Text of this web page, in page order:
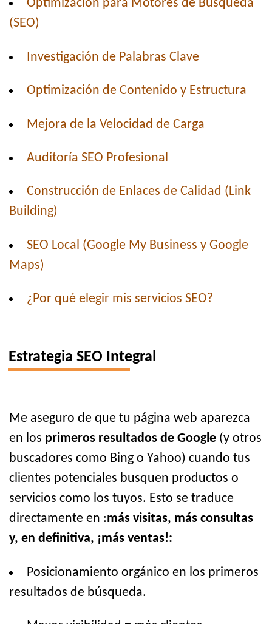
Optimización para Motores de Búsqueda
(SEO)
Investigación de Palabras Clave
Optimización de Contenido y Estructura
Mejora de la Velocidad de Carga
Auditoría SEO Profesional
Construcción de Enlaces de Calidad (Link
Building)
SEO Local (Google My Business y Google
Maps)
¿Por qué elegir mis servicios SEO?
Estrategia SEO Integral
Me aseguro de que tu página web aparezca
en los primeros resultados de Google (y otros
buscadores como Bing o Yahoo) cuando tus
clientes potenciales busquen productos o
servicios como los tuyos. Esto se traduce
directamente en :más visitas, más consultas
y, en definitiva, ¡más ventas!:
Posicionamiento orgánico en los primeros
resultados de búsqueda.